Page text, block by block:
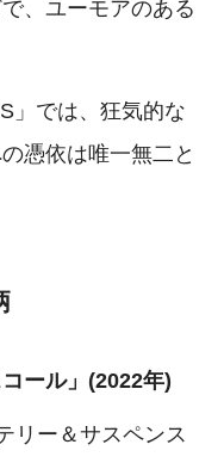
、ユーモアのある
」では、狂気的な
憑依は唯一無二と
ール」(2022年)
リー＆サスペンス